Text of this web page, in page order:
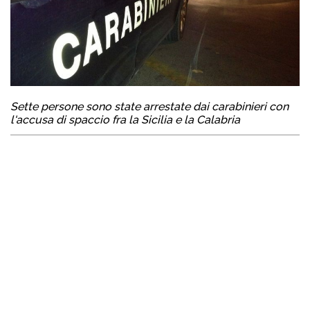
Sette persone sono state arrestate dai carabinieri con
l'accusa di spaccio fra la Sicilia e la Calabria